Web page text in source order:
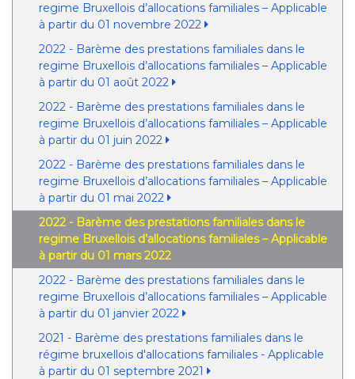
regime Bruxellois d’allocations familiales – Applicable
à partir du 01 novembre 2022
2022 - Barème des prestations familiales dans le
regime Bruxellois d’allocations familiales – Applicable
à partir du 01 août 2022
2022 - Barème des prestations familiales dans le
regime Bruxellois d’allocations familiales – Applicable
à partir du 01 juin 2022
2022 - Barème des prestations familiales dans le
regime Bruxellois d’allocations familiales – Applicable
à partir du 01 mai 2022
2022 - Barème des prestations familiales dans le
regime Bruxellois d’allocations familiales – Applicable
à partir du 01 mars 2022
2022 - Barème des prestations familiales dans le
regime Bruxellois d’allocations familiales – Applicable
à partir du 01 janvier 2022
2021 - Barème des prestations familiales dans le
régime bruxellois d'allocations familiales - Applicable
à partir du 01 septembre 2021